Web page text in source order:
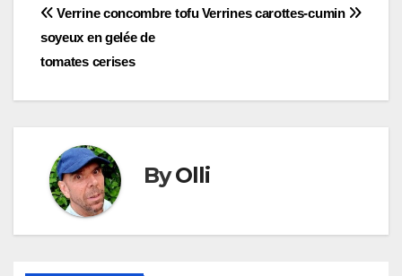
Navigation
de
l’article
Verrines carottes-cumin
Verrine concombre tofu
soyeux en gelée de
tomates cerises
ByOlli